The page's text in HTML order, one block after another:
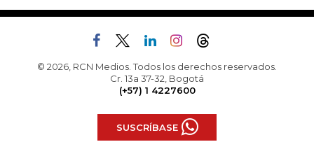
© 2026, RCN Medios. Todos los derechos reservados.
Cr. 13a 37-32, Bogotá
(+57) 1 4227600
SUSCRÍBASE